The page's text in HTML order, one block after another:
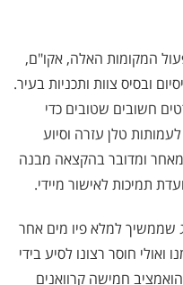
המקומות האלה, אקו"ם,
ובסיס צוות ותכניות בעיר.
חשובים שטובים כדי
טלן עזרה וסיוע
ומדובר בהקצאה מבנה
תמיכות לאישור מיידי.
שממשיך למלא פיו מים אחר
חוסר רצונו לסיע בידי
חמישה קרוואנים